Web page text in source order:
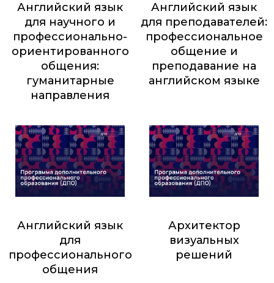
Английский язык
для научного и
профессионально-
ориентированного
общения:
гуманитарные
направления
Английский язык
для преподавателей:
профессиональное
общение и
преподавание на
английском языке
Английский язык
для
профессионального
общения
Архитектор
визуальных
решений